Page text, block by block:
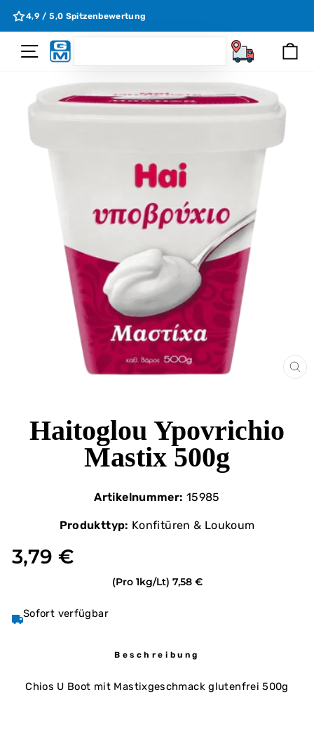
zum
4,9 / 5,0 Spitzenbewertung
Seitennavigation
Suchen
Haitoglou Ypovrichio
Mastix 500g
Artikelnummer: 15985
Produkttyp: Konfitüren & Loukoum
3,79 €
(Pro 1kg/Lt) 7,58 €
Sofort verfügbar
Beschreibung
Chios U Boot mit Mastixgeschmack glutenfrei 500g